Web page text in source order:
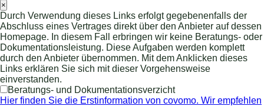
×
Durch Verwendung dieses Links erfolgt gegebenenfalls der
Abschluss eines Vertrages direkt über den Anbieter auf dessen
Homepage. In diesem Fall erbringen wir keine Beratungs- oder
Dokumentationsleistung. Diese Aufgaben werden komplett
durch den Anbieter übernommen. Mit dem Anklicken dieses
Links erklären Sie sich mit dieser Vorgehensweise
einverstanden.
Beratungs- und Dokumentationsverzicht
Hier finden Sie die Erstinformation von covomo. Wir empfehlen